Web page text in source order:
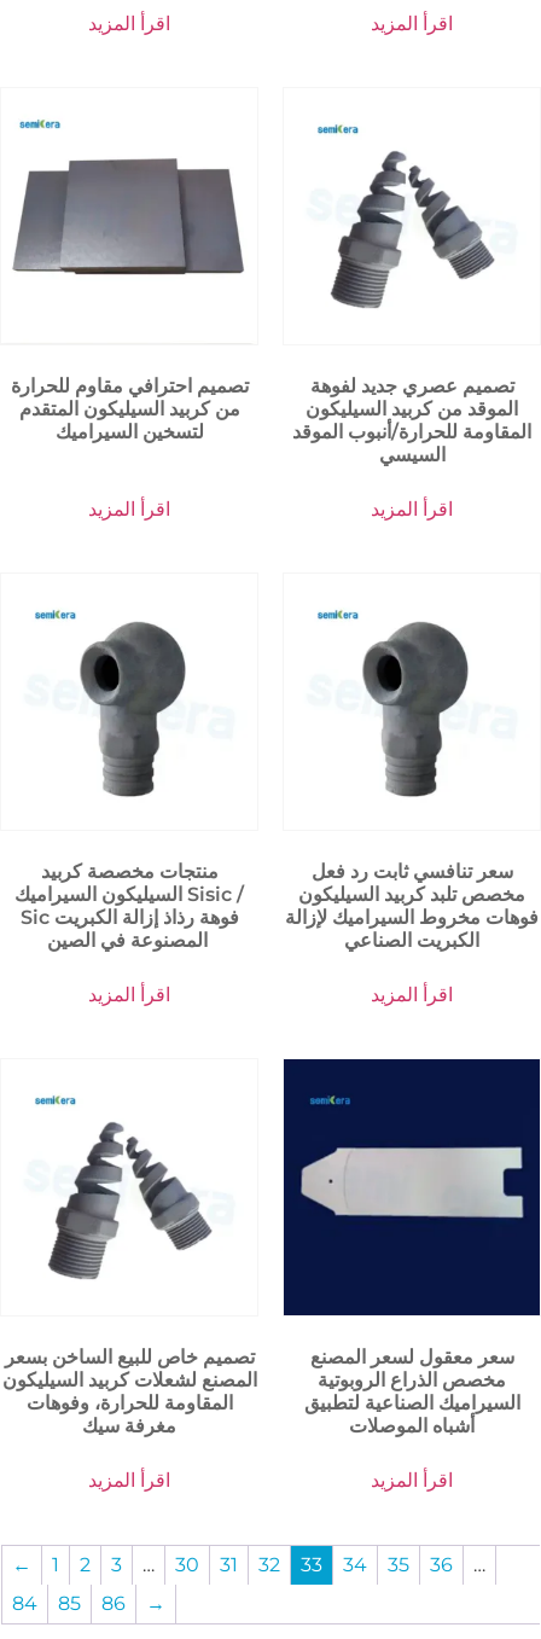
اقرأ المزيد اقرأ المزيد
تصميم احترافي مقاوم للحرارة
من كربيد السيليكون المتقدم
لتسخين السيراميك
اقرأ المزيد
تصميم عصري جديد لفوهة
الموقد من كربيد السيليكون
المقاومة للحرارة/أنبوب الموقد
السيسي
اقرأ المزيد
منتجات مخصصة كربيد
السيليكون السيراميك Sisic /
Sic فوهة رذاذ إزالة الكبريت
اقرأ المزيد
سعر تنافسي ثابت رد فعل
مخصص تلبد كربيد السيليكون
فوهات مخروط السيراميك لإزالة
الكبريت الصناعي
اقرأ المزيد
تصميم خاص للبيع الساخن بسعر
المصنع لشعلات كربيد السيليكون
المقاومة للحرارة، وفوهات
مغرفة سيك
اقرأ المزيد
سعر معقول لسعر المصنع
مخصص الذراع الروبوتية
السيراميك الصناعية لتطبيق
أشباه الموصلات
اقرأ المزيد
← 1 2 3 … 30 31 32 33 34 35 36
…
84
85 86 →